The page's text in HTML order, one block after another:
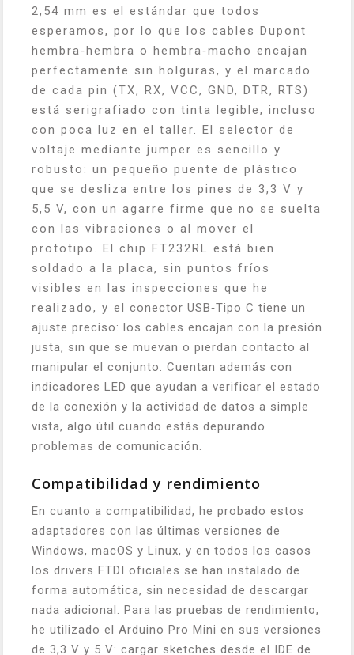
2,54 mm es el estándar que todos
esperamos, por lo que los cables Dupont
hembra‑hembra o hembra‑macho encajan
perfectamente sin holguras, y el marcado
de cada pin (TX, RX, VCC, GND, DTR, RTS)
está serigrafiado con tinta legible, incluso
con poca luz en el taller. El selector de
voltaje mediante jumper es sencillo y
robusto: un pequeño puente de plástico
que se desliza entre los pines de 3,3 V y
5,5 V, con un agarre firme que no se suelta
con las vibraciones o al mover el
prototipo. El chip FT232RL está bien
soldado a la placa, sin puntos fríos
visibles en las inspecciones que he
realizado, y el conector USB‑Tipo C tiene un
ajuste preciso: los cables encajan con la presión
justa, sin que se muevan o pierdan contacto al
manipular el conjunto. Cuentan además con
indicadores LED que ayudan a verificar el estado
de la conexión y la actividad de datos a simple
vista, algo útil cuando estás depurando
problemas de comunicación.
Compatibilidad y rendimiento
En cuanto a compatibilidad, he probado estos
adaptadores con las últimas versiones de
Windows, macOS y Linux, y en todos los casos
los drivers FTDI oficiales se han instalado de
forma automática, sin necesidad de descargar
nada adicional. Para las pruebas de rendimiento,
he utilizado el Arduino Pro Mini en sus versiones
de 3,3 V y 5 V: cargar sketches desde el IDE de